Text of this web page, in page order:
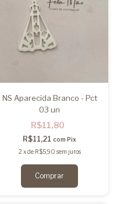
NS Aparecida Branco - Pct
03 un
R$11,80
R$11,21com Pix
2 xde R$5,90 sem juros